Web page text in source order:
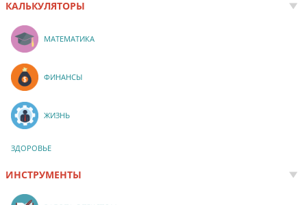
КАЛЬКУЛЯТОРЫ
МАТЕМАТИКА
ФИНАНСЫ
ЖИЗНЬ
ЗДОРОВЬЕ
ИНСТРУМЕНТЫ